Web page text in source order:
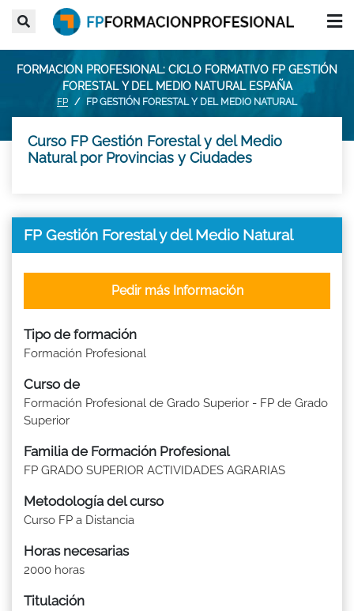
FORMACION PROFESIONAL: CICLO FORMATIVO FP GESTIÓN
FORESTAL Y DEL MEDIO NATURAL ESPAÑA
FP FP GESTIÓN FORESTAL Y DEL MEDIO NATURAL
Curso FP Gestión Forestal y del Medio
Natural por Provincias y Ciudades
FP Gestión Forestal y del Medio Natural
Tipo de formación
Formación Profesional
Curso de
Formación Profesional de Grado Superior - FP de Grado
Superior
Familia de Formación Profesional
FP GRADO SUPERIOR ACTIVIDADES AGRARIAS
Metodología del curso
Curso FP a Distancia
Horas necesarias
2000 horas
Titulación
Pedir más Información